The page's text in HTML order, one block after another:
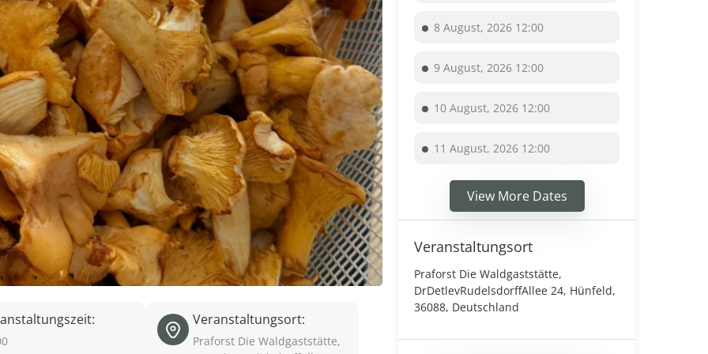
Veranstaltungsort:
Praforst Die Waldgaststätte,
8 August, 2026 12:00
9 August, 2026 12:00
10 August, 2026 12:00
11 August, 2026 12:00
View More Dates
Veranstaltungsort
Praforst Die Waldgaststätte,
DrDetlevRudelsdorffAllee 24, Hünfeld,
36088, Deutschland